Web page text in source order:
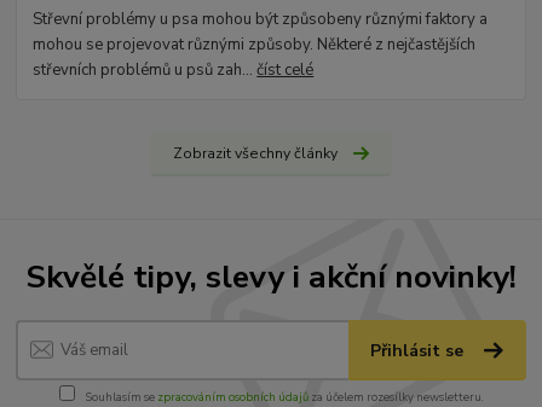
Střevní problémy u psa mohou být způsobeny různými faktory a
mohou se projevovat různými způsoby. Některé z nejčastějších
střevních problémů u psů zah...číst celé
Zobrazit všechny články
Skvělé tipy, slevy i akční novinky!
Přihlásit se
Souhlasím se zpracováním osobních údajůza účelem rozesílky newsletteru.